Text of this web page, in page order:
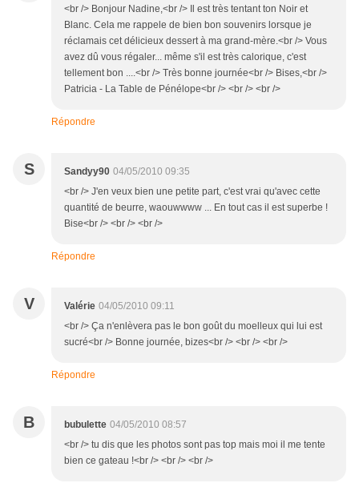
<br /> Bonjour Nadine,<br /> Il est très tentant ton Noir et
Blanc. Cela me rappele de bien bon souvenirs lorsque je
réclamais cet délicieux dessert à ma grand-mère.<br /> Vous
avez dû vous régaler... même s'il est très calorique, c'est
tellement bon ....<br /> Très bonne journée<br /> Bises,<br />
Patricia - La Table de Pénélope<br /> <br /> <br />
Répondre
S Sandyy90 04/05/2010 09:35
<br /> J'en veux bien une petite part, c'est vrai qu'avec cette
quantité de beurre, waouwwww ... En tout cas il est superbe !
Bise<br /> <br /> <br />
Répondre
V Valérie 04/05/2010 09:11
<br /> Ça n'enlèvera pas le bon goût du moelleux qui lui est
sucré<br /> Bonne journée, bizes<br /> <br /> <br />
Répondre
B bubulette 04/05/2010 08:57
<br /> tu dis que les photos sont pas top mais moi il me tente
bien ce gateau !<br /> <br /> <br />